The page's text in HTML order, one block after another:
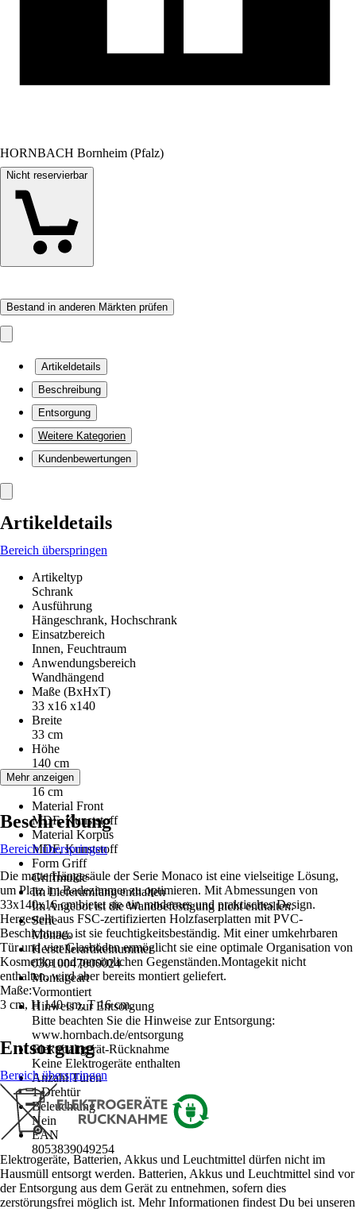
HORNBACH Bornheim (Pfalz)
Nicht reservierbar
Bestand in anderen Märkten prüfen
Artikeldetails
Beschreibung
Entsorgung
Weitere Kategorien
Kundenbewertungen
Artikeldetails
Bereich überspringen
Artikeltyp
Schrank
Ausführung
Hängeschrank, Hochschrank
Einsatzbereich
Innen, Feuchtraum
Anwendungsbereich
Wandhängend
Maße (BxHxT)
33 x16 x140
Breite
33 cm
Höhe
140 cm
Tiefe
16 cm
Material Front
MDF, Kunststoff
Material Korpus
MDF, Kunststoff
Form Griff
Griffmulde
Im Lieferumfang enthalten
Im Angebot ist die Wandbefestigung nicht enthalten.
Serie
Monaco
Herstellerartikelnummer
03010047000024
Montageart
Vormontiert
Hinweis zur Entsorgung
Bitte beachten Sie die Hinweise zur Entsorgung:
www.hornbach.de/entsorgung
Elektroaltgerät-Rücknahme
Keine Elektrogeräte enthalten
Anzahl Türen
1 Drehtür
Beleuchtung
Nein
EAN
8053839049254
Mehr anzeigen
Beschreibung
Bereich überspringen
Die matte Hängesäule der Serie Monaco ist eine vielseitige Lösung,
um Platz im Badezimmer zu optimieren. Mit Abmessungen von
33x140x16 cm bietet sie ein modernes und praktisches Design.
Hergestellt aus FSC-zertifizierten Holzfaserplatten mit PVC-
Beschichtung, ist sie feuchtigkeitsbeständig. Mit einer umkehrbaren
Tür und vier Glasböden ermöglicht sie eine optimale Organisation von
Kosmetika und persönlichen Gegenständen.Montagekit nicht
enthalten, wird aber bereits montiert geliefert.
Maße:
3 cm, H 140 cm, T 16 cm.
Entsorgung
Bereich überspringen
Elektrogeräte, Batterien, Akkus und Leuchtmittel dürfen nicht im
Hausmüll entsorgt werden. Batterien, Akkus und Leuchtmittel sind vor
der Entsorgung aus dem Gerät zu entnehmen, sofern dies
zerstörungsfrei möglich ist. Mehr Informationen findest Du bei unseren